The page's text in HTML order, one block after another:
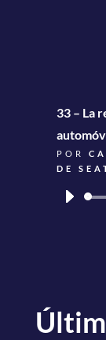
33 – La
POR
DE